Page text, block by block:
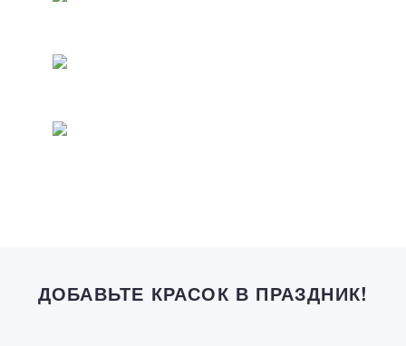
ДОБАВЬТЕ КРАСОК В ПРАЗДНИК!